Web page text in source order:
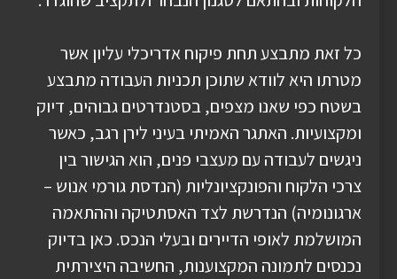
כל זאת מתבצע תחת פיקוח אדריכלי עליון אשר
מטרתו היא לוודא שתוכן תכניות העבודה מתבצע
בשטח כפי שאנו מצפים, בסטנדרטים גבוהים, דיוק
ומקצועיות. האתגר האמיתי בעיני לירן רגב, כאשר
ניגשים לעבודה עם מעצבי פנים, הוא הגישור בין
צרכי הלקוח והפונקציונליות (הנדסת גורמי אנוש –
ארגונומיה) הנדרשת לצד האסתטיקה וההתאמה
המושלמת לאופי הדיירים ובעלי הנכס. כאן בדיוק
נכנסים לתמונה המקצוענות, החשיבה היצירתית